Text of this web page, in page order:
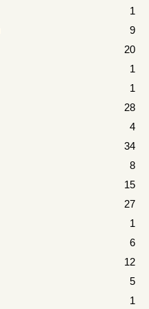
1
9
20
1
1
28
4
34
8
15
27
1
6
12
5
1